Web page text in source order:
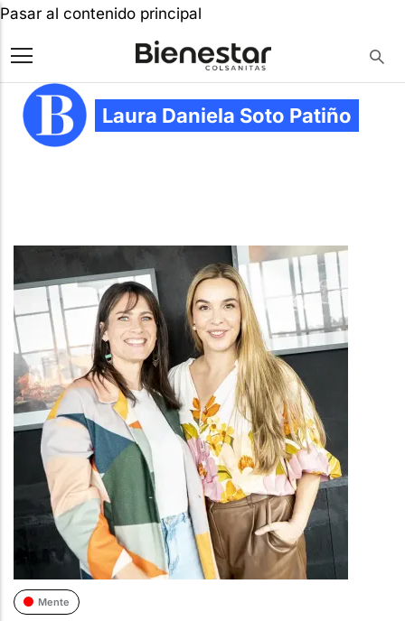
Pasar al contenido principal
Laura Daniela Soto Patiño
Mente